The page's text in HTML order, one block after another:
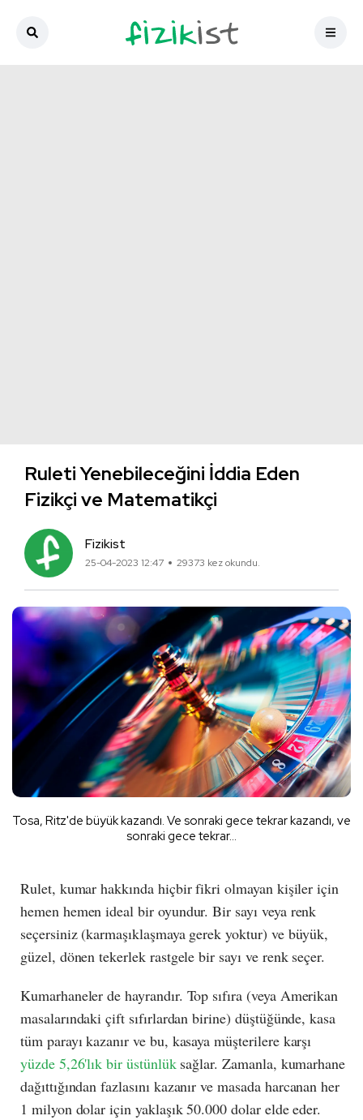
Ruleti Yenebileceğini İddia Eden
Fizikçi ve Matematikçi
Fizikist
25-04-2023 12:47 29373 kez okundu.
Tosa, Ritz'de büyük kazandı. Ve sonraki gece tekrar kazandı, ve
sonraki gece tekrar…
Rulet, kumar hakkında hiçbir fikri olmayan kişiler için
hemen hemen ideal bir oyundur. Bir sayı veya renk
seçersiniz (karmaşıklaşmaya gerek yoktur) ve büyük,
güzel, dönen tekerlek rastgele bir sayı ve renk seçer.
Kumarhaneler de hayrandır. Top sıfıra (veya Amerikan
masalarındaki çift sıfırlardan birine) düştüğünde, kasa
tüm parayı kazanır ve bu, kasaya müşterilere karşı
yüzde 5,26'lık bir üstünlüksağlar. Zamanla, kumarhane
dağıttığından fazlasını kazanır ve masada harcanan her
1 milyon dolar için yaklaşık 50.000 dolar elde eder.